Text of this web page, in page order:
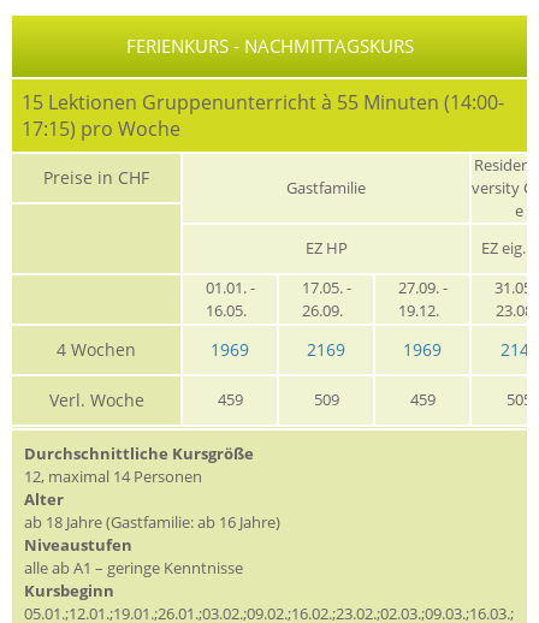
FERIENKURS - NACHMITTAGSKURS
15 Lektionen Gruppenunterricht à 55 Minuten (14:00-
17:15) pro Woche
Preise in CHF Gastfamilie
versity
e
EZ HP
EZ eig.
01.01. -
16.05.
17.05. -
26.09.
27.09. -
19.12.
31.05.
4 Wochen 1969 2169 1969 2145
Verl. Woche 459 509 459 505
Durchschnittliche Kursgröße
12, maximal 14 Personen
Alter
ab 18 Jahre (Gastfamilie: ab 16 Jahre)
Niveaustufen
alle ab A1 – geringe Kenntnisse
Kursbeginn
05.01.;12.01.;19.01.;26.01.;03.02.;09.02.;16.02.;23.02.;02.03.;09.03.;16.03.;